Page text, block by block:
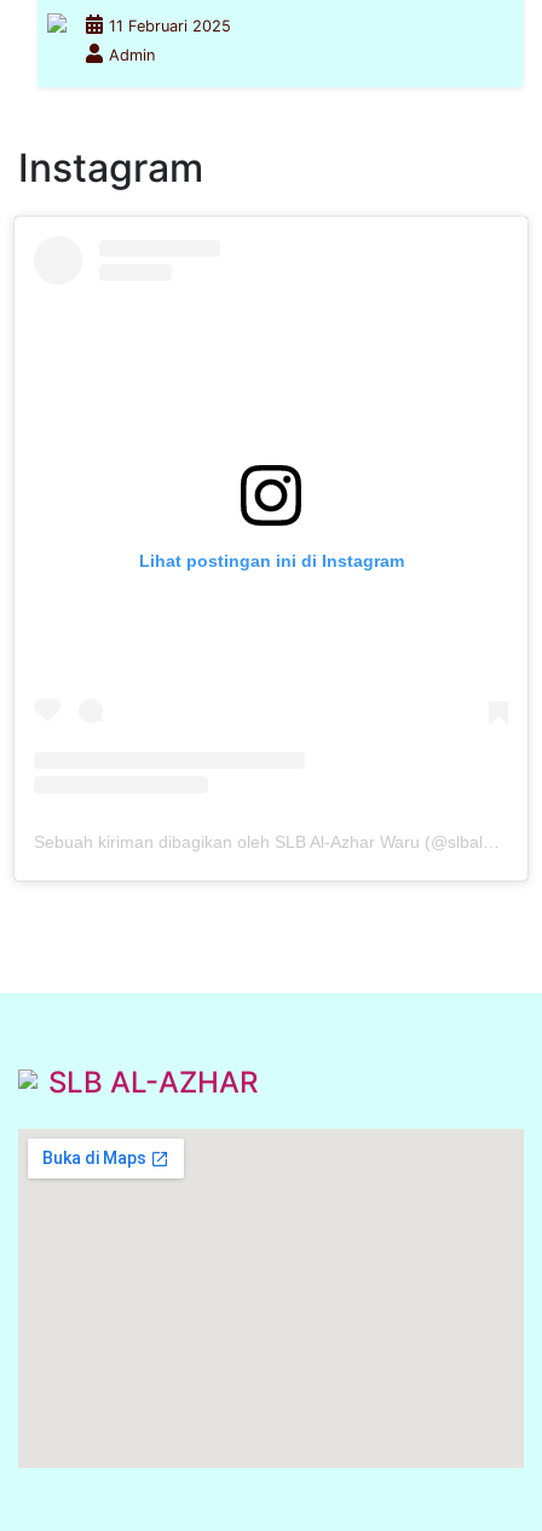
11 Februari 2025
Admin
Instagram
Lihat postingan ini di Instagram
Sebuah kiriman dibagikan oleh SLB Al-Azhar Waru (@slbalazharwaru)
SLB AL-AZHAR